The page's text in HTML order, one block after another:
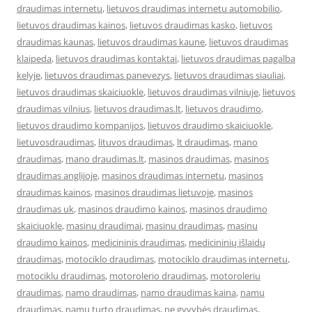
draudimas internetu, lietuvos draudimas internetu automobilio,
lietuvos draudimas kainos, lietuvos draudimas kasko, lietuvos
draudimas kaunas, lietuvos draudimas kaune, lietuvos draudimas
klaipeda, lietuvos draudimas kontaktai, lietuvos draudimas pagalba
kelyje, lietuvos draudimas panevezys, lietuvos draudimas siauliai,
lietuvos draudimas skaiciuokle, lietuvos draudimas vilniuje, lietuvos
draudimas vilnius, lietuvos draudimas.lt, lietuvos draudimo,
lietuvos draudimo kompanijos, lietuvos draudimo skaiciuokle,
lietuvosdraudimas, lituvos draudimas, lt draudimas, mano
draudimas, mano draudimas.lt, masinos draudimas, masinos
draudimas anglijoje, masinos draudimas internetu, masinos
draudimas kainos, masinos draudimas lietuvoje, masinos
draudimas uk, masinos draudimo kainos, masinos draudimo
skaiciuokle, masinu draudimai, masinu draudimas, masinu
draudimo kainos, medicininis draudimas, medicininių išlaidų
draudimas, motociklo draudimas, motociklo draudimas internetu,
motociklu draudimas, motorolerio draudimas, motoroleriu
draudimas, namo draudimas, namo draudimas kaina, namu
draudimas, namu turto draudimas, ne gyvybės draudimas,